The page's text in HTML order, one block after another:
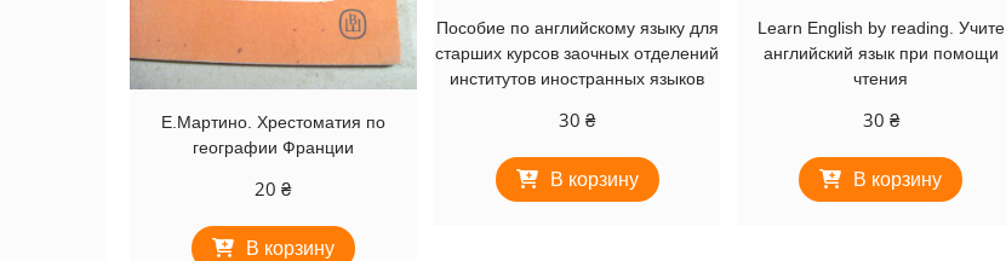
Е.Мартино. Хрестоматия по
географии Франции
20₴
В корзину
Пособие по английскому языку для
старших курсов заочных отделений
институтов иностранных языков
30 ₴
В корзину
Learn English by reading. Учите
английский язык при помощи
чтения
30 ₴
В корзину